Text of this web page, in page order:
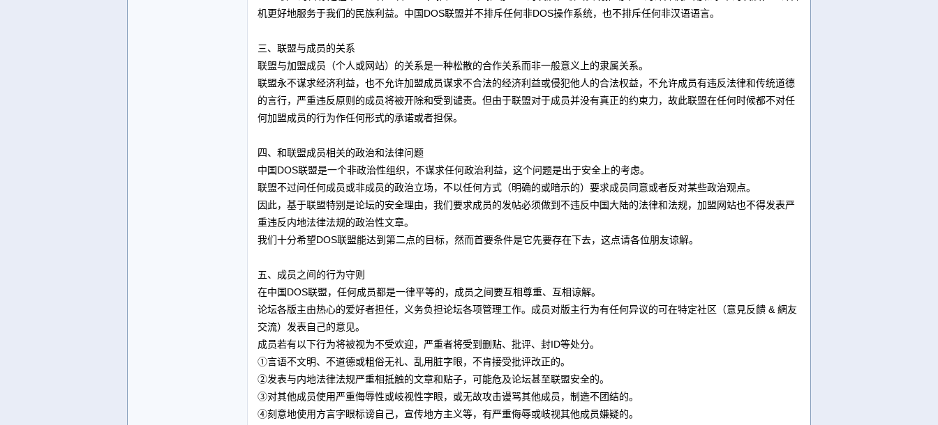
机更好地服务于我们的民族利益。中国DOS联盟并不排斥任何非DOS操作系统，也不排斥任何非汉语语言。
三、联盟与成员的关系
联盟与加盟成员（个人或网站）的关系是一种松散的合作关系而非一般意义上的隶属关系。
联盟永不谋求经济利益，也不允许加盟成员谋求不合法的经济利益或侵犯他人的合法权益，不允许成员有违反法律和传统道德
的言行，严重违反原则的成员将被开除和受到谴责。但由于联盟对于成员并没有真正的约束力，故此联盟在任何时候都不对任
何加盟成员的行为作任何形式的承诺或者担保。
四、和联盟成员相关的政治和法律问题
中国DOS联盟是一个非政治性组织，不谋求任何政治利益，这个问题是出于安全上的考虑。
联盟不过问任何成员或非成员的政治立场，不以任何方式（明确的或暗示的）要求成员同意或者反对某些政治观点。
因此，基于联盟特别是论坛的安全理由，我们要求成员的发帖必须做到不违反中国大陆的法律和法规，加盟网站也不得发表严
重违反内地法律法规的政治性文章。
我们十分希望DOS联盟能达到第二点的目标，然而首要条件是它先要存在下去，这点请各位朋友谅解。
五、成员之间的行为守则
在中国DOS联盟，任何成员都是一律平等的，成员之间要互相尊重、互相谅解。
论坛各版主由热心的爱好者担任，义务负担论坛各项管理工作。成员对版主行为有任何异议的可在特定社区（意見反饋 & 網友
交流）发表自己的意见。
成员若有以下行为将被视为不受欢迎，严重者将受到删贴、批评、封ID等处分。
①言语不文明、不道德或粗俗无礼、乱用脏字眼，不肯接受批评改正的。
②发表与内地法律法规严重相抵触的文章和贴子，可能危及论坛甚至联盟安全的。
③对其他成员使用严重侮辱性或岐视性字眼，或无故攻击谩骂其他成员，制造不团结的。
④刻意地使用方言字眼标谤自己，宣传地方主义等，有严重侮辱或岐视其他成员嫌疑的。